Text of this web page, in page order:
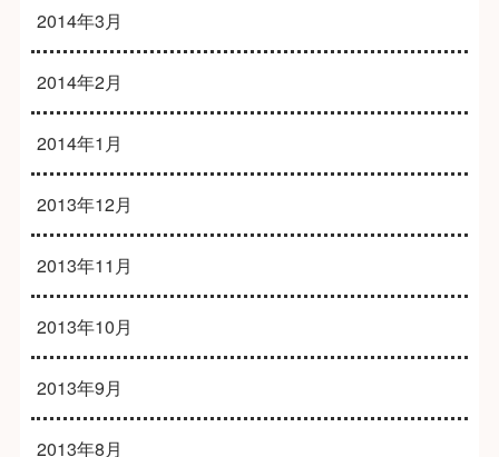
2014年3月
2014年2月
2014年1月
2013年12月
2013年11月
2013年10月
2013年9月
2013年8月